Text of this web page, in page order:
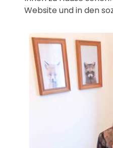
Website und in den